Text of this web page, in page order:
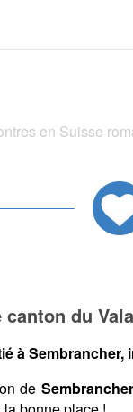
en Suisse
canton du
à
de Sembrancher